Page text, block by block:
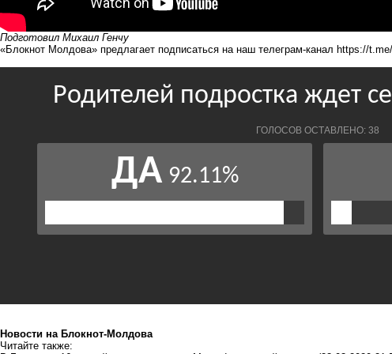
Подготовил Михаил Генчу
«Блокнот Молдова» предлагает подписаться на наш телеграм-канал https://
Новости на Блoкнoт-Молдова
Читайте также: